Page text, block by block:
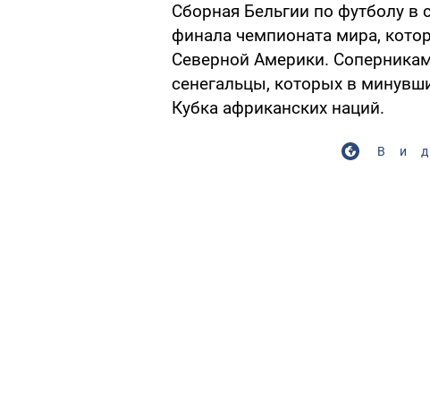
Сборная Бельгии по футболу в
финала чемпионата мира,
Северной Америки.
сенегальцы, которых в
Кубка африканских наций.